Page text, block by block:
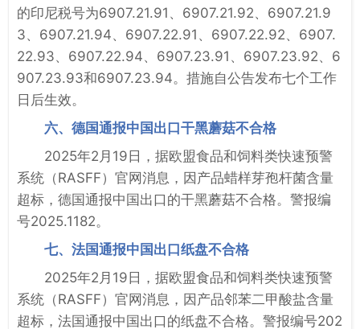
的印尼税号为6907.21.91、6907.21.92、6907.21.9
3、6907.21.94、6907.22.91、6907.22.92、6907.
22.93、6907.22.94、6907.23.91、6907.23.92、6
907.23.93和6907.23.94。措施自公告发布七个工作
日后生效。
六、德国通报中国出口干黑蘑菇不合格
2025年2月19日，据欧盟食品和饲料类快速预警
系统（RASFF）官网消息，因产品蜡样芽孢杆菌含量
超标，德国通报中国出口的干黑蘑菇不合格。警报编
号2025.1182。
七、法国通报中国出口纸盘不合格
2025年2月19日，据欧盟食品和饲料类快速预警
系统（RASFF）官网消息，因产品邻苯二甲酸盐含量
超标，法国通报中国出口的纸盘不合格。警报编号202